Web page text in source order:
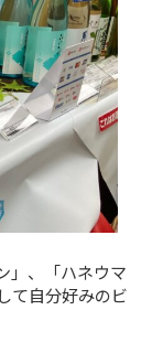
」、「ハネウマ
て自分好みのビ